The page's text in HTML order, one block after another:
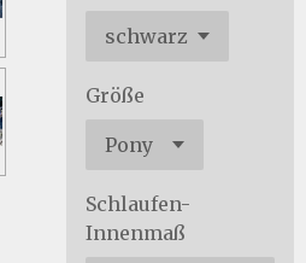
Größe
Schlaufen-
Innenmaß